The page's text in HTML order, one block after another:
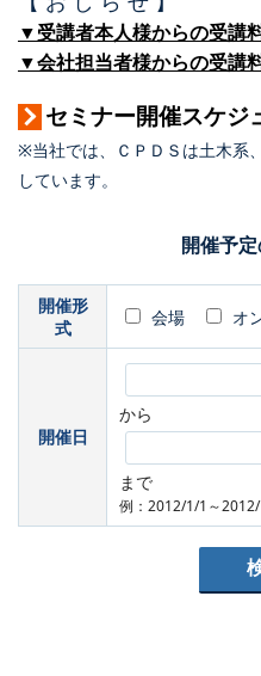
▼受講者本人様からの受講
▼会社担当者様からの受講
セミナー開催スケジ
※当社では、ＣＰＤＳは土木系
しています。
開催予
開催形
式
会場 オ
開催日
から
まで
例：2012/1/1～